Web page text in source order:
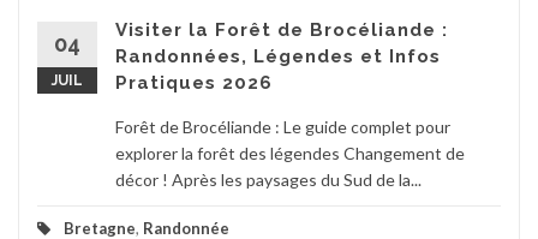
04
JUIL
Visiter la Forêt de Brocéliande :
Randonnées, Légendes et Infos
Pratiques 2026
Forêt de Brocéliande : Le guide complet pour
explorer la forêt des légendes Changement de
décor ! Après les paysages du Sud de la...
Bretagne, Randonnée